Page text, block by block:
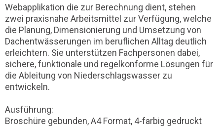
Webapplikation die zur Berechnung dient, stehen
zwei praxisnahe Arbeitsmittel zur Verfügung, welche
die Planung, Dimensionierung und Umsetzung von
Dachentwässerungen im beruflichen Alltag deutlich
erleichtern. Sie unterstützen Fachpersonen dabei,
sichere, funktionale und regelkonforme Lösungen für
die Ableitung von Niederschlagswasser zu
entwickeln.
Ausführung:
Broschüre gebunden, A4 Format, 4-farbig gedruckt